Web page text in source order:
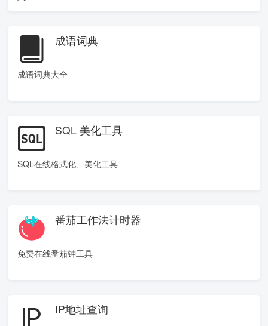
成语词典
成语词典大全
SQL 美化工具
SQL在线格式化、美化工具
番茄工作法计时器
免费在线番茄钟工具
IP地址查询